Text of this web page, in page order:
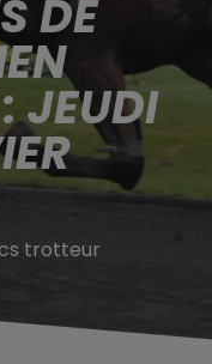
DE
JEUDI
trotteur